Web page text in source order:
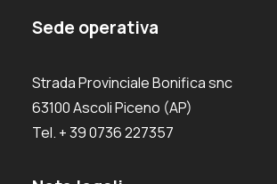
Sede operativa
Strada Provinciale Bonifica snc
63100 Ascoli Piceno (AP)
Tel. + 39 0736 227357